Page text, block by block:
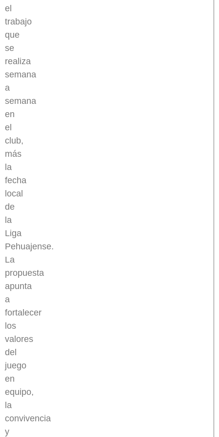
el
trabajo
que
se
realiza
semana
a
semana
en
el
club,
más
la
fecha
local
de
la
Liga
Pehuajense.
La
propuesta
apunta
a
fortalecer
los
valores
del
juego
en
equipo,
la
convivencia
y